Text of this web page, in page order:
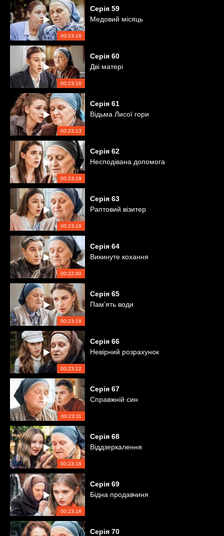
00:23:18
Серія 59
Медовий місяць
00:23:16
Серія 60
Дві матері
00:23:13
Серія 61
Відьма Лисої гори
00:23:19
Серія 62
Несподівана допомога
00:23:16
Серія 63
Раптовий візитер
00:22:40
Серія 64
Викинуте кохання
00:23:18
Серія 65
Пам’ять води
00:23:12
Серія 66
Невірний розрахунок
00:23:11
Серія 67
Справжній син
00:23:18
Серія 68
Віддзеркалення
00:23:18
Серія 69
Бідна продавчиня
Серія 70